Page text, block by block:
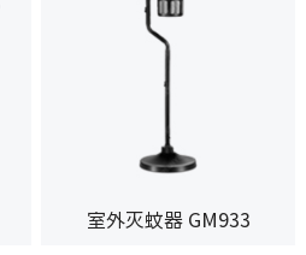
室外灭蚊器 GM933